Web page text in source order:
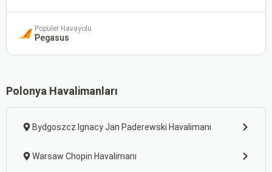
Popüler Havayolu
Pegasus
Polonya Havalimanları
Bydgoszcz Ignacy Jan Paderewski Havalimanı
Warsaw Chopin Havalimanı